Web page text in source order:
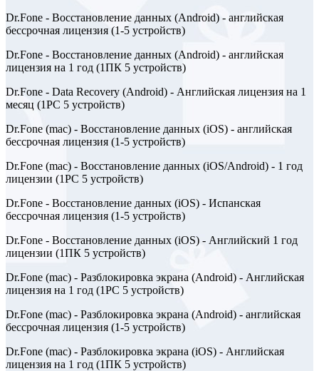
Dr.Fone - Восстановление данных (Android) - английская
бессрочная лицензия (1-5 устройств)
Dr.Fone - Восстановление данных (Android) - английская
лицензия на 1 год (1ПК 5 устройств)
Dr.Fone - Data Recovery (Android) - Английская лицензия на 1
месяц (1PC 5 устройств)
Dr.Fone (mac) - Восстановление данных (iOS) - английская
бессрочная лицензия (1-5 устройств)
Dr.Fone (mac) - Восстановление данных (iOS/Android) - 1 год
лицензии (1PC 5 устройств)
Dr.Fone - Восстановление данных (iOS) - Испанская
бессрочная лицензия (1-5 устройств)
Dr.Fone - Восстановление данных (iOS) - Английский 1 год
лицензии (1ПК 5 устройств)
Dr.Fone (mac) - Разблокировка экрана (Android) - Английская
лицензия на 1 год (1PC 5 устройств)
Dr.Fone (mac) - Разблокировка экрана (Android) - английская
бессрочная лицензия (1-5 устройств)
Dr.Fone (mac) - Разблокировка экрана (iOS) - Английская
лицензия на 1 год (1ПК 5 устройств)